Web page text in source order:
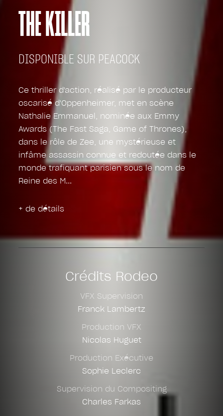
THE KILLER
DISPONIBLE SUR PEACOCK
Ce thriller d'action, réalisé par le producteur
oscarisé d'Oppenheimer, met en scène
Nathalie Emmanuel, nominée aux Emmy
Awards (The Fast Saga, Game of Thrones),
dans le rôle de Zee, une mystérieuse et
infâme assassin connue et redoutée dans le
monde trafiquant parisien sous le nom de
Reine des M
+ de détails
Crédits Rodeo
VFX Supervision
Franck Lambertz
Production VFX
Nicolas Huguet
Production Exécutive
Sophie Leclerc
Supervision du Compositing
Charles Farkas